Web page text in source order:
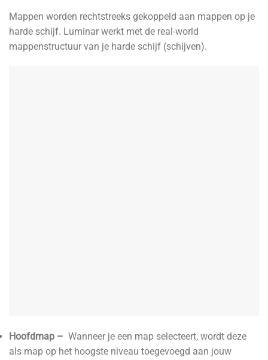
Mappen worden rechtstreeks gekoppeld aan mappen op je
harde schijf. Luminar werkt met de real-world
mappenstructuur van je harde schijf (schijven).
Hoofdmap – Wanneer je een map selecteert, wordt deze
als map op het hoogste niveau toegevoegd aan jouw